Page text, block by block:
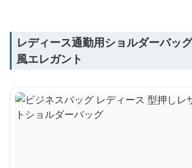
レディース通勤用ショルダーバッ
風エレガント